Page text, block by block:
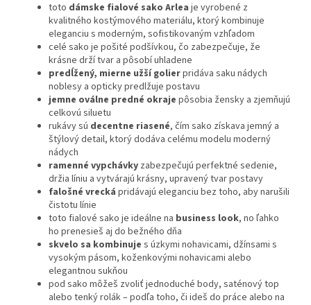
toto dámske fialové sako Arlea je vyrobené z
kvalitného kostýmového materiálu, ktorý kombinuje
eleganciu s moderným, sofistikovaným vzhľadom
celé sako je pošité podšívkou, čo zabezpečuje, že
krásne drží tvar a pôsobí uhladene
predĺžený, mierne užší golierpridáva saku nádych
noblesy a opticky predlžuje postavu
jemne oválne predné okraje pôsobia žensky a zjemňujú
celkovú siluetu
rukávy sú decentne riasené, čím sako získava jemný a
štýlový detail, ktorý dodáva celému modelu moderný
nádych
ramenné vypchávky zabezpečujú perfektné sedenie,
držia líniu a vytvárajú krásny, upravený tvar postavy
falošné vrecká pridávajú eleganciu bez toho, aby narušili
čistotu línie
toto fialové sako je ideálne na business look, no ľahko
ho prenesieš aj do bežného dňa
skvelo sa kombinuje s úzkymi nohavicami, džínsami s
vysokým pásom, koženkovými nohavicami alebo
elegantnou sukňou
pod sako môžeš zvoliť jednoduché body, saténový top
alebo tenký rolák – podľa toho, či ideš do práce alebo na